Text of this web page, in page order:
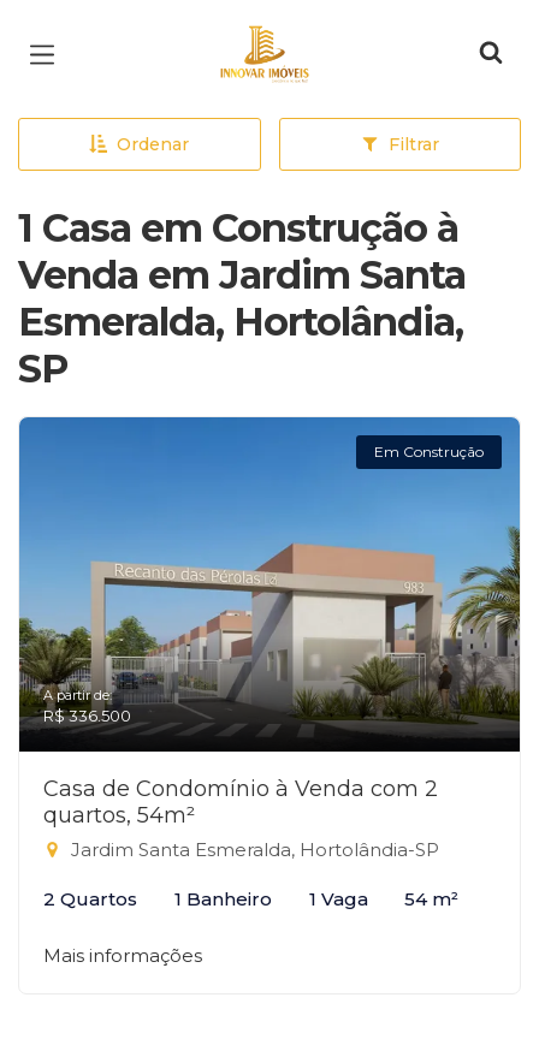
Página inicial
Ordenar Filtrar
1 Casa em Construção à
Venda em Jardim Santa
Esmeralda, Hortolândia,
SP
Em Construção
A partir de:
R$ 336.500
Casa de Condomínio à Venda com 2
quartos, 54m²
Jardim Santa Esmeralda, Hortolândia-SP
2 Quartos 1 Banheiro 1 Vaga 54 m²
Mais informações